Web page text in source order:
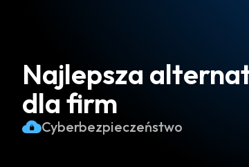
Najlepsza
dla firm
Cyberbezpieczeństwo